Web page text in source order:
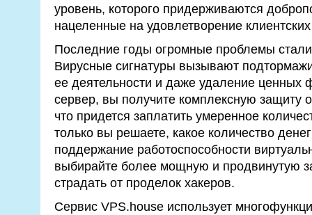
уровень, которого придерживаются
нацеленные на удовлетворение
Последние годы огромные проблемы
Вирусные сигнатуры вызывают
ее деятельности и даже удаление ценных
сервер, вы получите комплексную защиту
что придется заплатить умеренное
только вы решаете, какое количество
поддержание работоспособности
выбирайте более мощную и продвинутую
страдать от проделок хакеров.
Сервис VPS.house использует